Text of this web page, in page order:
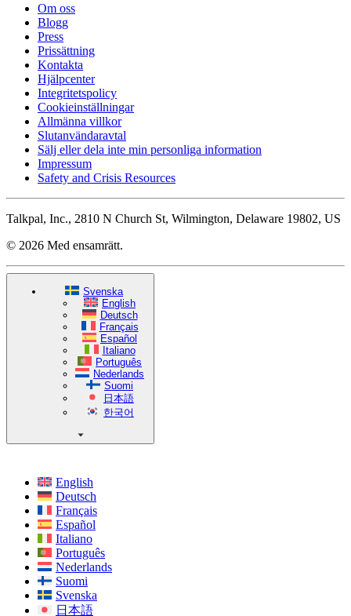
Om oss
Blogg
Press
Prissättning
Kontakta
Hjälpcenter
Integritetspolicy
Cookieinställningar
Allmänna villkor
Slutanvändaravtal
Sälj eller dela inte min personliga information
Impressum
Safety and Crisis Resources
Talkpal, Inc., 2810 N Church St, Wilmington, Delaware 19802, US
© 2026 Med ensamrätt.
Svenska
English
Deutsch
Français
Español
Italiano
Português
Nederlands
Suomi
日本語
한국어
English
Deutsch
Français
Español
Italiano
Português
Nederlands
Suomi
Svenska
日本語